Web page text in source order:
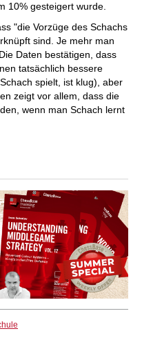
10% gesteigert wurde.
"die Vorzüge des Schachs
sind. Je mehr man
Daten bestätigen, dass
tatsächlich bessere
spielt, ist klug), aber
zeigt vor allem, dass die
wenn man Schach lernt